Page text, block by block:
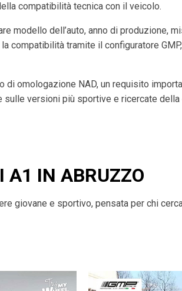
compatibilità tecnica con il veicolo.
modello dell’auto, anno di produzione,
compatibilità tramite il configuratore
di omologazione NAD, un requisito
versioni più sportive e ricercate della
A1 IN ABRUZZO
giovane e sportivo, pensata per chi